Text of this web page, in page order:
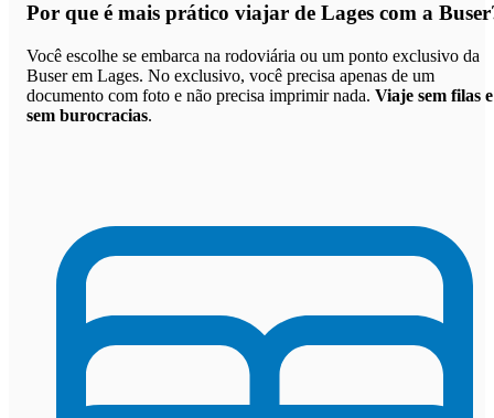
Por que é mais prático viajar de Lages com a Buser
Você escolhe se embarca na rodoviária ou um ponto exclusivo da
Buser em Lages. No exclusivo, você precisa apenas de um
documento com foto e não precisa imprimir nada. Viaje sem filas e
sem burocracias.